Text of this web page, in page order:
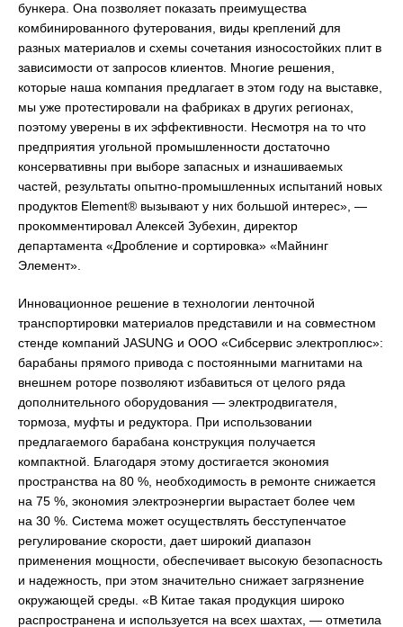
бункера. Она позволяет показать преимущества
комбинированного футерования, виды креплений для
разных материалов и схемы сочетания износостойких плит в
зависимости от запросов клиентов. Многие решения,
которые наша компания предлагает в этом году на выставке,
мы уже протестировали на фабриках в других регионах,
поэтому уверены в их эффективности. Несмотря на то что
предприятия угольной промышленности достаточно
консервативны при выборе запасных и изнашиваемых
частей, результаты опытно-промышленных испытаний новых
продуктов Element® вызывают у них большой интерес», —
прокомментировал Алексей Зубехин, директор
департамента «Дробление и сортировка» «Майнинг
Элемент».
Инновационное решение в технологии ленточной
транспортировки материалов представили и на совместном
стенде компаний JASUNG и ООО «Сибсервис электроплюс»:
барабаны прямого привода с постоянными магнитами на
внешнем роторе позволяют избавиться от целого ряда
дополнительного оборудования — электродвигателя,
тормоза, муфты и редуктора. При использовании
предлагаемого барабана конструкция получается
компактной. Благодаря этому достигается экономия
пространства на 80 %, необходимость в ремонте снижается
на 75 %, экономия электроэнергии вырастает более чем
на 30 %. Система может осуществлять бесступенчатое
регулирование скорости, дает широкий диапазон
применения мощности, обеспечивает высокую безопасность
и надежность, при этом значительно снижает загрязнение
окружающей среды. «В Китае такая продукция широко
распространена и используется на всех шахтах, — отметила